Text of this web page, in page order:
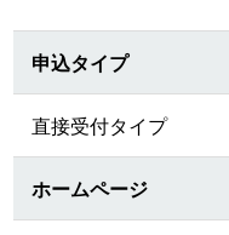
申込タイプ
直接受付タイプ
ホームページ